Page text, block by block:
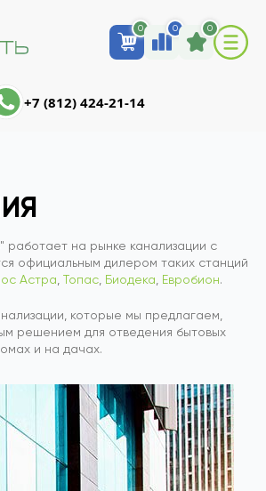
0 0 0
+7 (812) 424-21-14
работает на рынке канализации с
официальным дилером таких станций
Астра Топас Биодека Евробион.
которые мы предлагаем,
решением для отведения бытовых
и на дачах.